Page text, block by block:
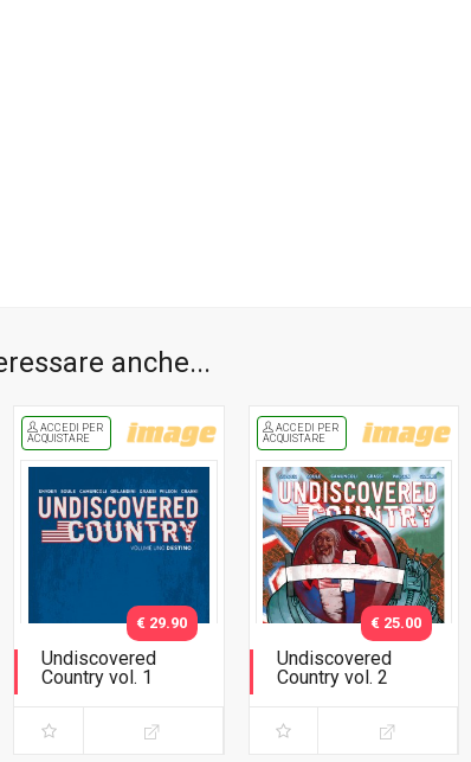
anche...
ACCEDI PER
ACQUISTARE
Undiscovered
Country vol. 1
Exclusive con
cofanetto
€ 29.90
ACCEDI PER
ACQUISTARE
Undiscovered
Country vol. 2
Exclusive
€ 25.00